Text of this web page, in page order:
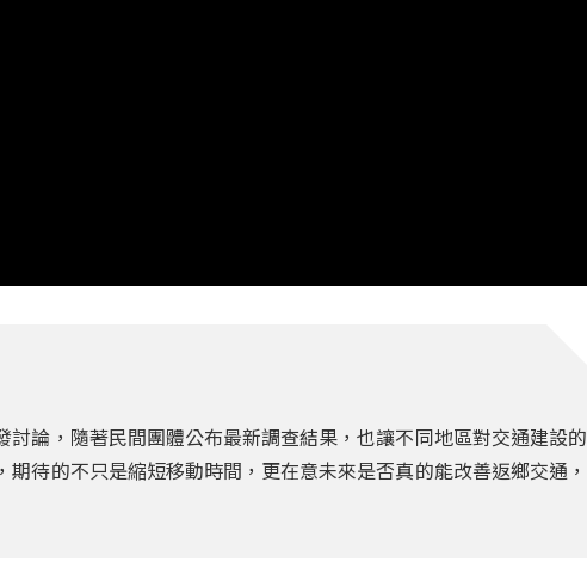
論，隨著民間團體公布最新調查結果，也讓不同地區對交通建設的
待的不只是縮短移動時間，更在意未來是否真的能改善返鄉交通，